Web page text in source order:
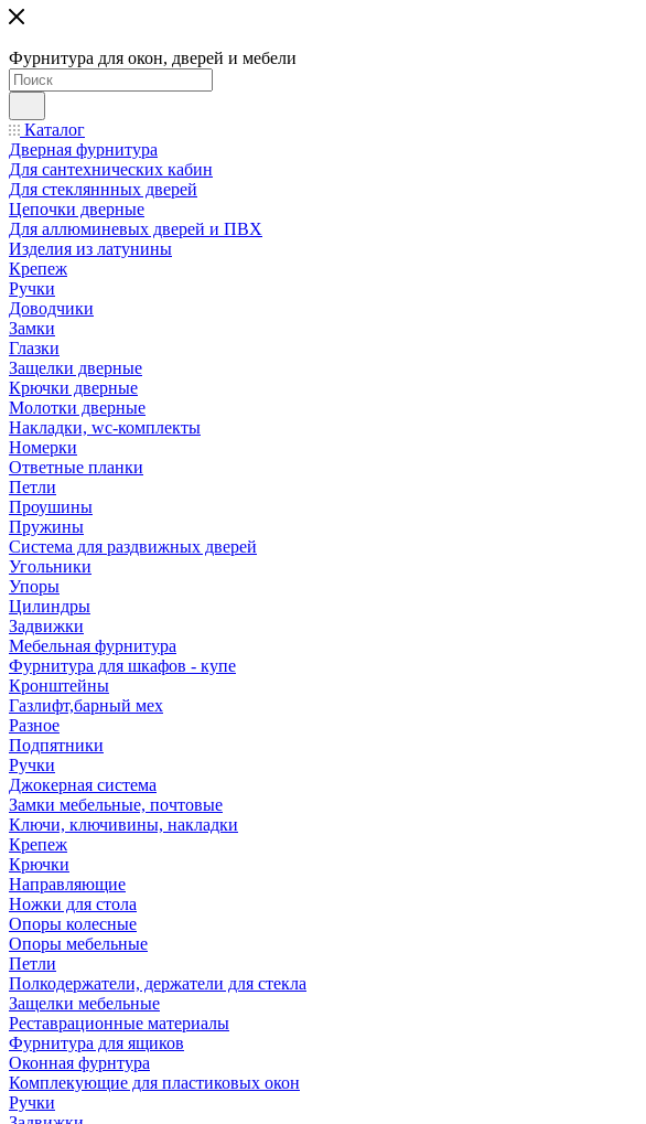
Фурнитура для окон, дверей и мебели
Каталог
Дверная фурнитура
Для сантехнических кабин
Для стекляннных дверей
Цепочки дверные
Для аллюминевых дверей и ПВХ
Изделия из латунины
Крепеж
Ручки
Доводчики
Замки
Глазки
Защелки дверные
Крючки дверные
Молотки дверные
Накладки, wc-комплекты
Номерки
Ответные планки
Петли
Проушины
Пружины
Система для раздвижных дверей
Угольники
Упоры
Цилиндры
Задвижки
Мебельная фурнитура
Фурнитура для шкафов - купе
Кронштейны
Газлифт,барный мех
Разное
Подпятники
Ручки
Джокерная система
Замки мебельные, почтовые
Ключи, ключивины, накладки
Крепеж
Крючки
Направляющие
Ножки для стола
Опоры колесные
Опоры мебельные
Петли
Полкодержатели, держатели для стекла
Защелки мебельные
Реставрационные материалы
Фурнитура для ящиков
Оконная фурнтура
Комплекующие для пластиковых окон
Ручки